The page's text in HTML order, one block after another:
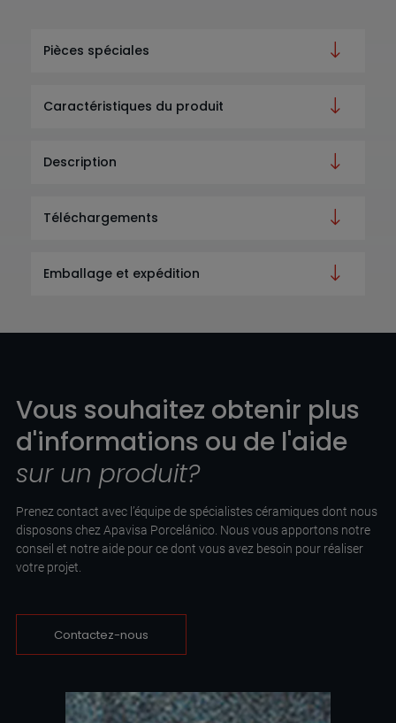
Pièces spéciales
Caractéristiques du produit
Description
Téléchargements
Emballage et expédition
Vous souhaitez obtenir plus
d'informations ou de l'aide
sur un produit?
Prenez contact avec l’équipe de spécialistes céramiques dont nous
disposons chez Apavisa Porcelánico. Nous vous apportons notre
conseil et notre aide pour ce dont vous avez besoin pour réaliser
votre projet.
Contactez-nous